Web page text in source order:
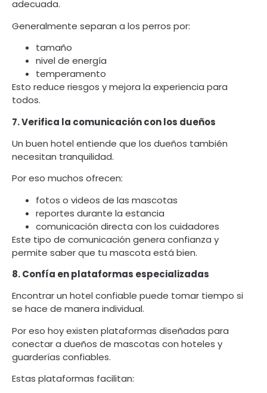
adecuada.
Generalmente separan a los perros por:
tamaño
nivel de energía
temperamento
Esto reduce riesgos y mejora la experiencia para
todos.
7. Verifica la comunicación con los dueños
Un buen hotel entiende que los dueños también
necesitan tranquilidad.
Por eso muchos ofrecen:
fotos o videos de las mascotas
reportes durante la estancia
comunicación directa con los cuidadores
Este tipo de comunicación genera confianza y
permite saber que tu mascota está bien.
8. Confía en plataformas especializadas
Encontrar un hotel confiable puede tomar tiempo si
se hace de manera individual.
Por eso hoy existen plataformas diseñadas para
conectar a dueños de mascotas con hoteles y
guarderías confiables.
Estas plataformas facilitan: